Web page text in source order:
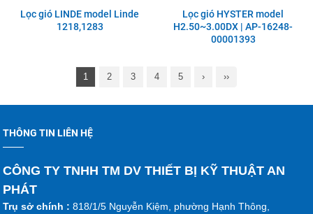
Lọc gió LINDE model Linde
1218,1283
Lọc gió HYSTER model
H2.50~3.00DX | AP-16248-
00001393
1 2 3 4 5 › ››
THÔNG TIN LIÊN HỆ
CÔNG TY TNHH TM DV THIẾT BỊ KỸ THUẬT AN
PHÁT
Trụ sở chính : 818/1/5 Nguyễn Kiệm, phường Hạnh Thông,